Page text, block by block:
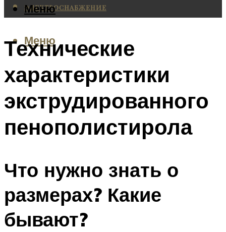
ЭЛЕКТРОСНАБЖЕНИЕ
Меню
Меню
Технические
характеристики
экструдированного
пенополистирола
Что нужно знать о
размерах? Какие
бывают?